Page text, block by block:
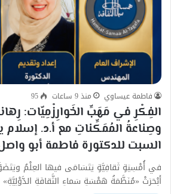
فاطمة عيساوي منذ 9 ساعات 95
الفِكْرِ في مَهَبِّ الخَوارِزْمِيّات:
وصِناعةُ المُمَكِّناتِ مع أ.د.
السبت للدكتورة فاطمة أبو واصل
في أُمْسِيَةٍ ثَقافِيَّةٍ يَتَسَامَى فيها العِلْمُ
أَبْحَرَتْ «مُنَظَّمَةُ هَمْسَةِ سَماءِ الثَّقافَةِ